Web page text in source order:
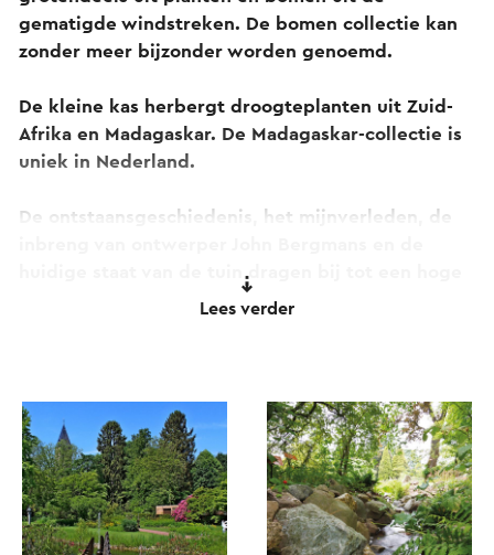
gematigde windstreken. De bomen collectie kan
zonder meer bijzonder worden genoemd.
De kleine kas herbergt droogteplanten uit Zuid-
Afrika en Madagaskar. De Madagaskar-collectie is
uniek in Nederland.
De ontstaansgeschiedenis, het mijnverleden, de
huidige staat van de tuin dragen bij tot een hoge
waardering door de bezoekers.
interessant.
Lees verder